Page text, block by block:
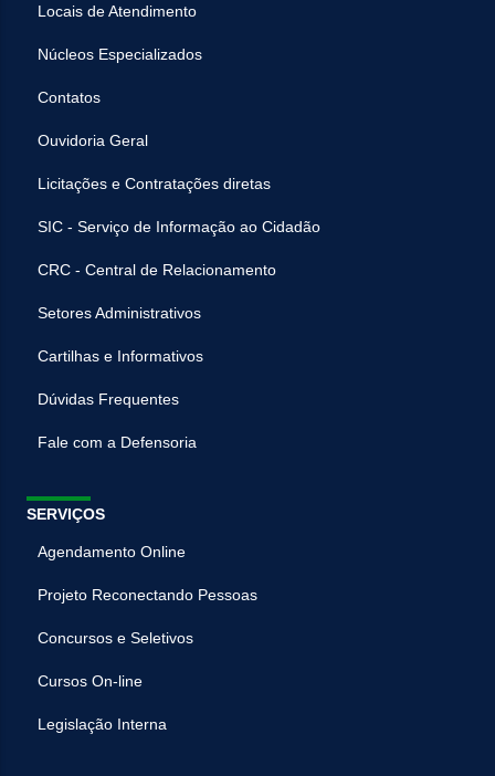
Locais de Atendimento
Núcleos Especializados
Contatos
Ouvidoria Geral
Licitações e Contratações diretas
SIC - Serviço de Informação ao Cidadão
CRC - Central de Relacionamento
Setores Administrativos
Cartilhas e Informativos
Dúvidas Frequentes
Fale com a Defensoria
SERVIÇOS
Agendamento Online
Projeto Reconectando Pessoas
Concursos e Seletivos
Cursos On-line
Legislação Interna